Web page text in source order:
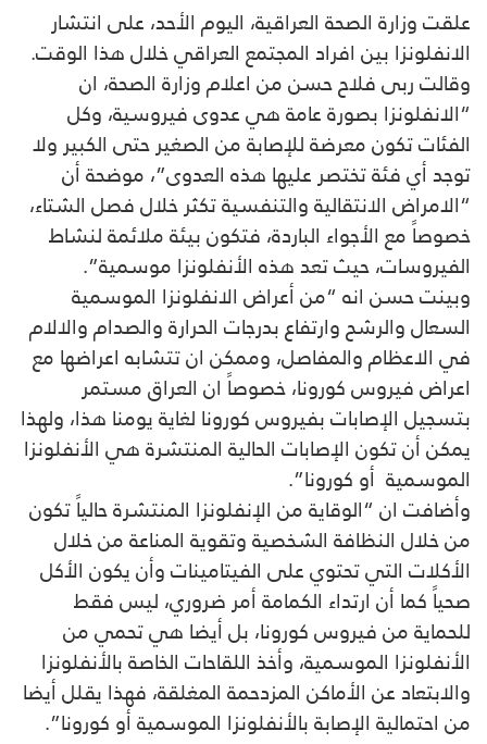
علقت وزارة الصحة العراقية، اليوم الأحد، على انتشار
الانفلونزا بين افراد المجتمع العراقي خلال هذا الوقت.
وقالت ربى فلاح حسن من اعلام وزارة الصحة، ان
“الانفلونزا بصورة عامة هي عدوى فيروسية، وكل
الفئات تكون معرضة للإصابة من الصغير حتى الكبير ولا
توجد أي فئة تختصر عليها هذه العدوى”، موضحة أن
“الامراض الانتقالية والتنفسية تكثر خلال فصل الشتاء،
خصوصاً مع الأجواء الباردة، فتكون بيئة ملائمة لنشاط
الفيروسات، حيث تعد هذه الأنفلونزا موسمية”.
وبينت حسن انه “من أعراض الانفلونزا الموسمية
السعال والرشح وارتفاع بدرجات الحرارة والصدام والالام
في الاعظام والمفاصل، وممكن ان تتشابه اعراضها مع
اعراض فيروس كورونا، خصوصاً ان العراق مستمر
بتسجيل الإصابات بفيروس كورونا لغاية يومنا هذا، ولهذا
يمكن أن تكون الإصابات الحالية المنتشرة هي الأنفلونزا
الموسمية أو كورونا”.
وأضافت ان “الوقاية من الإنفلونزا المنتشرة حالياً تكون
من خلال النظافة الشخصية وتقوية المناعة من خلال
الأكلات التي تحتوي على الفيتامينات وأن يكون الأكل
صحياً كما أن ارتداء الكمامة أمر ضروري، ليس فقط
للحماية من فيروس كورونا، بل أيضا هي تحمي من
الأنفلونزا الموسمية، وأخذ اللقاحات الخاصة بالأنفلونزا
والابتعاد عن الأماكن المزدحمة المغلقة، فهذا يقلل أيضا
من احتمالية الإصابة بالأنفلونزا الموسمية أو كورونا”.